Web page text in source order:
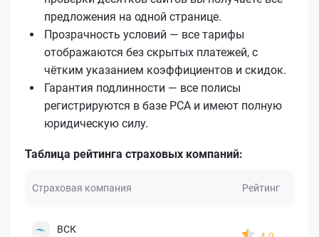
предложения на одной странице.
Прозрачность условий — все тарифы
отображаются без скрытых платежей, с
чётким указанием коэффициентов и скидок.
Гарантия подлинности — все полисы
регистрируются в базе РСА и имеют полную
юридическую силу.
Таблица рейтинга страховых компаний:
Страховая компания Рейтинг
ВСК